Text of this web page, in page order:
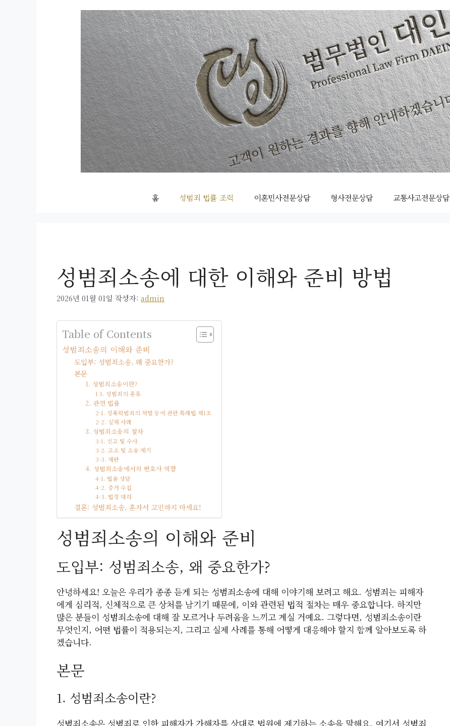
홈 성범죄 법률 조력 이혼민사전문상담 형사전문상담 교통사고전문상담
성범죄소송에 대한 이해와 준비 방법
2026년 01월 01일 작성자: admin
Table of Contents
성범죄소송의 이해와 준비
도입부: 성범죄소송, 왜 중요한가?
본문
1. 성범죄소송이란?
1-1. 성범죄의 종류
2. 관련 법률
2-1. 성폭력범죄의 처벌 등에 관한 특례법 제1조
2-2. 실제 사례
3. 성범죄소송의 절차
3-1. 신고 및 수사
3-2. 고소 및 소송 제기
3-3. 재판
4. 성범죄소송에서의 변호사 역할
4-1. 법률 상담
4-2. 증거 수집
4-3. 법정 대리
결론: 성범죄소송, 혼자서 고민하지 마세요!
성범죄소송의 이해와 준비
도입부: 성범죄소송, 왜 중요한가?
안녕하세요! 오늘은 우리가 종종 듣게 되는 성범죄소송에 대해 이야기해 보려고 해요. 성범죄는 피해자
에게 심리적, 신체적으로 큰 상처를 남기기 때문에, 이와 관련된 법적 절차는 매우 중요합니다. 하지만
많은 분들이 성범죄소송에 대해 잘 모르거나 두려움을 느끼고 계실 거예요. 그렇다면, 성범죄소송이란
무엇인지, 어떤 법률이 적용되는지, 그리고 실제 사례를 통해 어떻게 대응해야 할지 함께 알아보도록 하
겠습니다.
본문
1. 성범죄소송이란?
성범죄소송은 성범죄로 인한 피해자가 가해자를 상대로 법원에 제기하는 소송을 말해요. 여기서 성범죄